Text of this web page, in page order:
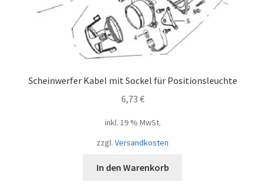
Scheinwerfer Kabel mit Sockel für Positionsleuchte
6,73 €
inkl. 19 % MwSt.
zzgl. Versandkosten
In den Warenkorb